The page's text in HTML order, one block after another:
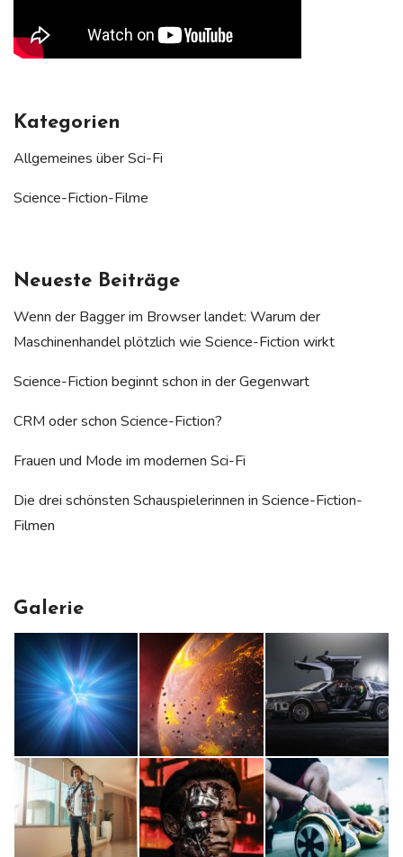
Kategorien
Allgemeines über Sci-Fi
Science-Fiction-Filme
Neueste Beiträge
Wenn der Bagger im Browser landet: Warum der
Maschinenhandel plötzlich wie Science-Fiction wirkt
Science-Fiction beginnt schon in der Gegenwart
CRM oder schon Science-Fiction?
Frauen und Mode im modernen Sci-Fi
Die drei schönsten Schauspielerinnen in Science-Fiction-
Filmen
Galerie